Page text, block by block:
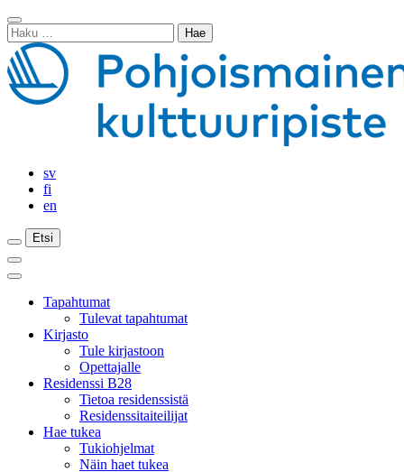
Siirry
sisältöön
Sulje
haku
Haku:
sv
fi
en
Etsi
Etsi
Etsi
Päävalikko
Sulje
päävalikkoTapahtumat
Tulevat tapahtumat
Kirjasto
Tule kirjastoon
Opettajalle
Residenssi B28
Tietoa residenssistä
Residenssitaiteilijat
Hae tukea
Tukiohjelmat
Näin haet tukea